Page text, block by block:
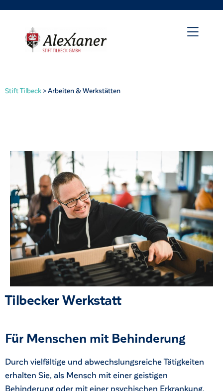
Stift Tilbeck >Arbeiten & Werkstätten
Tilbecker Werkstatt
Für Menschen mit Behinderung
Durch vielfältige und abwechslungsreiche Tätigkeiten
erhalten Sie, als Mensch mit einer geistigen
Behinderung oder mit einer psychischen Erkrankung,